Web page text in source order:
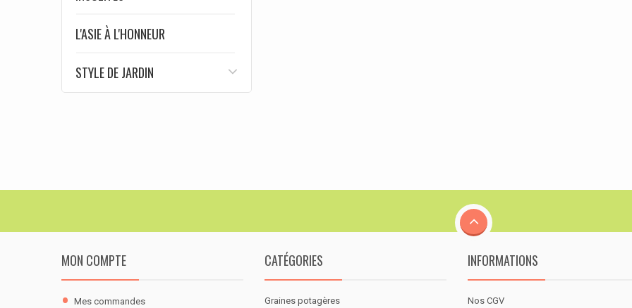
L'ASIE À L'HONNEUR
STYLE DE JARDIN
MON COMPTE
Mes commandes
CATÉGORIES
Graines potagères
INFORMATIONS
Nos CGV